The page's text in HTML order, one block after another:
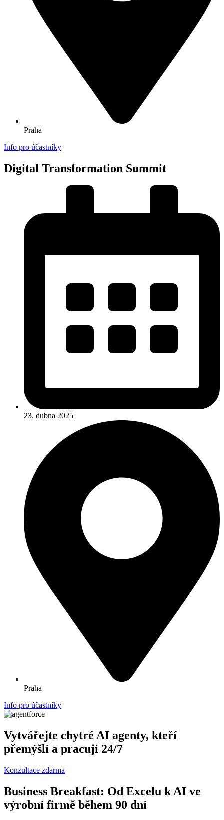
Praha
Info pro účastníky
Digital Transformation Summit
23. dubna 2025
Praha
Info pro účastníky
Vytvářejte chytré AI agenty, kteří
přemýšlí a pracují 24/7
Konzultace zdarma
Business Breakfast: Od Excelu k AI ve
výrobní firmě během 90 dní